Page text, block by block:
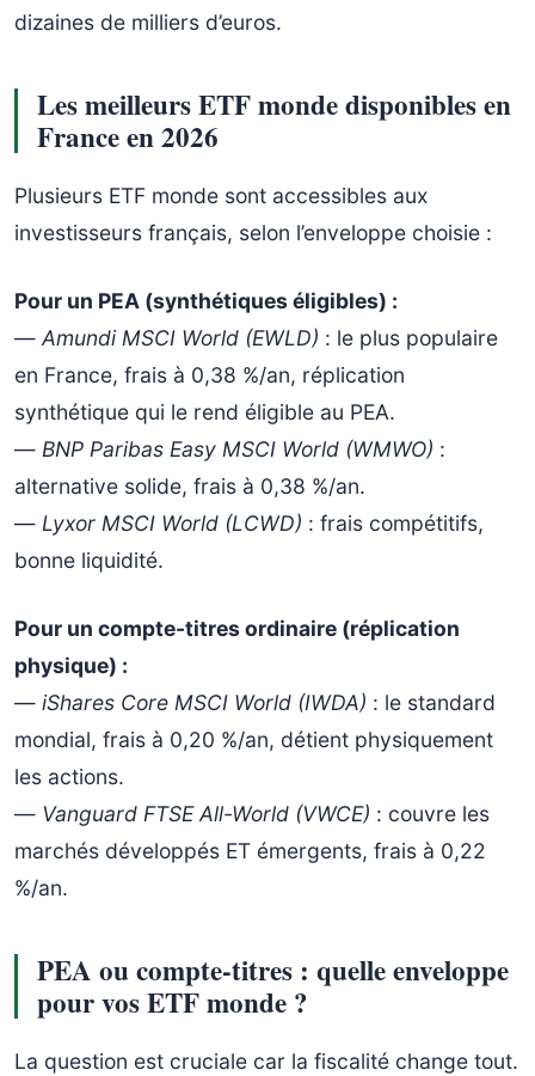
dizaines de milliers d’euros.
Les meilleurs ETF monde disponibles en
France en 2026
Plusieurs ETF monde sont accessibles aux
investisseurs français, selon l’enveloppe choisie :
Pour un PEA (synthétiques éligibles) :
— Amundi MSCI World (EWLD) : le plus populaire
en France, frais à 0,38 %/an, réplication
synthétique qui le rend éligible au PEA.
— BNP Paribas Easy MSCI World (WMWO) :
alternative solide, frais à 0,38 %/an.
— Lyxor MSCI World (LCWD) : frais compétitifs,
bonne liquidité.
Pour un compte-titres ordinaire (réplication
physique) :
— iShares Core MSCI World (IWDA) : le standard
mondial, frais à 0,20 %/an, détient physiquement
les actions.
— Vanguard FTSE All-World (VWCE) : couvre les
marchés développés ET émergents, frais à 0,22
%/an.
PEA ou compte-titres : quelle enveloppe
pour vos ETF monde ?
La question est cruciale car la fiscalité change tout.